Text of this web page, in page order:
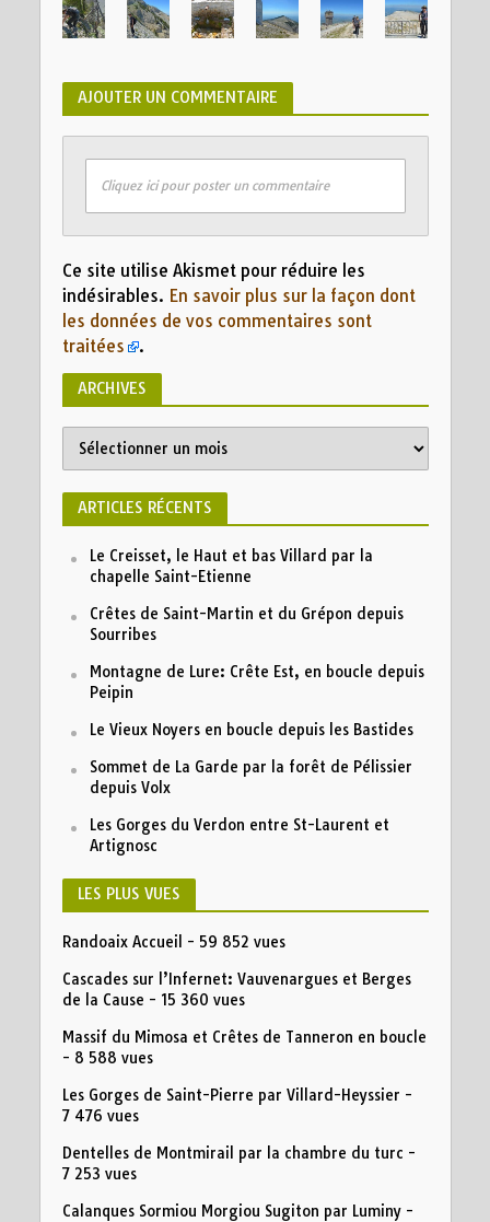
AJOUTER UN COMMENTAIRE
Cliquez ici pour poster un commentaire
Ce site utilise Akismet pour réduire les
indésirables. En savoir plus sur la façon dont
les données de vos commentaires sont
traitées
.
ARCHIVES
ARTICLES RÉCENTS
Le Creisset, le Haut et bas Villard par la
chapelle Saint-Etienne
Crêtes de Saint-Martin et du Grépon depuis
Sourribes
Montagne de Lure: Crête Est, en boucle depuis
Peipin
Le Vieux Noyers en boucle depuis les Bastides
Sommet de La Garde par la forêt de Pélissier
depuis Volx
Les Gorges du Verdon entre St-Laurent et
Artignosc
LES PLUS VUES
Randoaix Accueil - 59 852 vues
Cascades sur l’Infernet: Vauvenargues et Berges
de la Cause - 15 360 vues
Massif du Mimosa et Crêtes de Tanneron en boucle
- 8 588 vues
Les Gorges de Saint-Pierre par Villard-Heyssier -
7 476 vues
Dentelles de Montmirail par la chambre du turc -
7 253 vues
Calanques Sormiou Morgiou Sugiton par Luminy-